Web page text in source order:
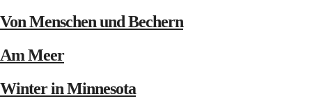
Von Menschen und Bechern
Am Meer
Winter in Minnesota